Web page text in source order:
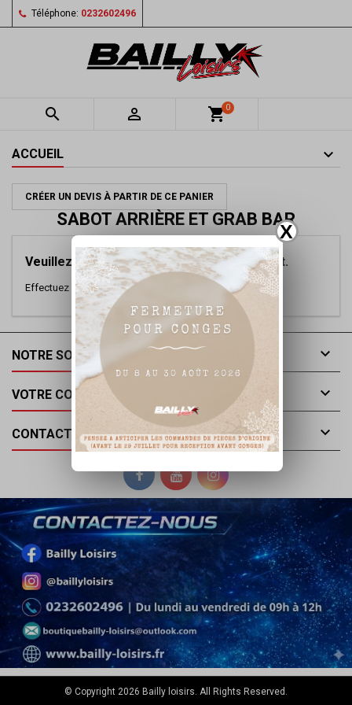
X
Téléphone: 0232602496
  shopping_cart0
ACCUEIL
CRÉER UN DEVIS À PARTIR DE CE PANIER
SABOT ARRIÈRE ET GRAB BAR
Veuillez nous excuser pour le désagrément.
Effectuez une nouvelle recherche
NOTRE SOCIÉTÉ 
VOTRE COMPTE 
CONTACT 
© Copyright 2026 Bailly loisirs. All Rights Reserved.